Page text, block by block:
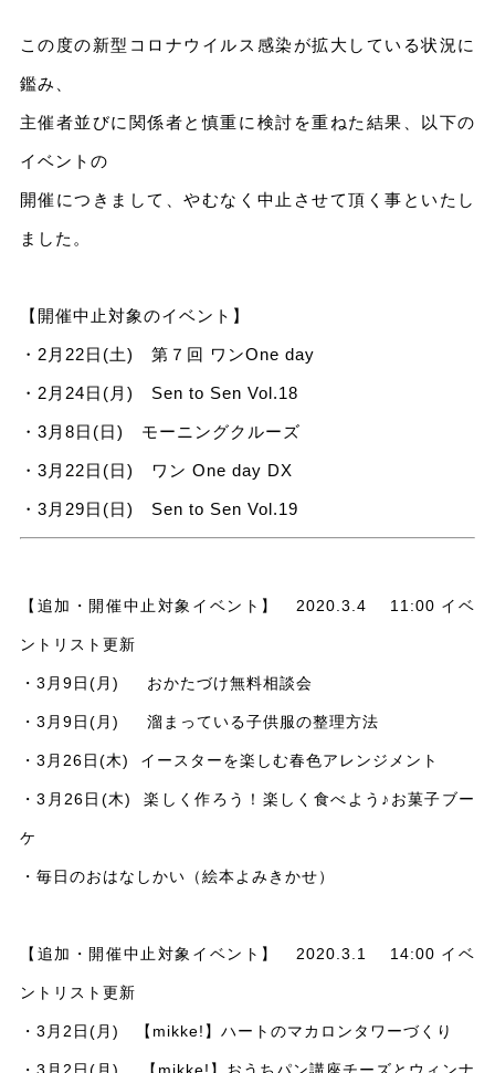
この度の新型コロナウイルス感染が拡大している状況に
鑑み、
主催者並びに関係者と慎重に検討を重ねた結果、以下の
イベントの
開催につきまして、やむなく中止させて頂く事といたし
ました。
【開催中止対象のイベント】
・2月22日(土) 第７回 ワンOne day
・2月24日(月) Sen to Sen Vol.18
・3月8日(日) モーニングクルーズ
・3月22日(日) ワン One day DX
・3月29日(日) Sen to Sen Vol.19
【追加・開催中止対象イベント】 2020.3.4 11:00 イベ
ントリスト更新
・3月9日(月) おかたづけ無料相談会
・3月9日(月) 溜まっている子供服の整理方法
・3月26日(木) イースターを楽しむ春色アレンジメント
・3月26日(木) 楽しく作ろう！楽しく食べよう♪お菓子ブー
ケ
・毎日のおはなしかい（絵本よみきかせ）
【追加・開催中止対象イベント】 2020.3.1 14:00 イベ
ントリスト更新
・3月2日(月) 【mikke!】ハートのマカロンタワーづくり
・3月2日(月) 【mikke!】おうちパン講座チーズとウィンナ